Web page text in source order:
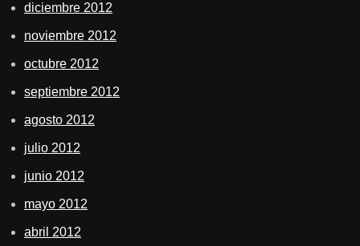
diciembre 2012
noviembre 2012
octubre 2012
septiembre 2012
agosto 2012
julio 2012
junio 2012
mayo 2012
abril 2012